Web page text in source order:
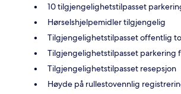
10 tilgjengelighetstilpasset
Hørselshjelpemidler tilgjengelig
Tilgjengelighetstilpasset offentlig
Tilgjengelighetstilpasset parkering
Tilgjengelighetstilpasset resepsjon
Høyde på rullestovennlig